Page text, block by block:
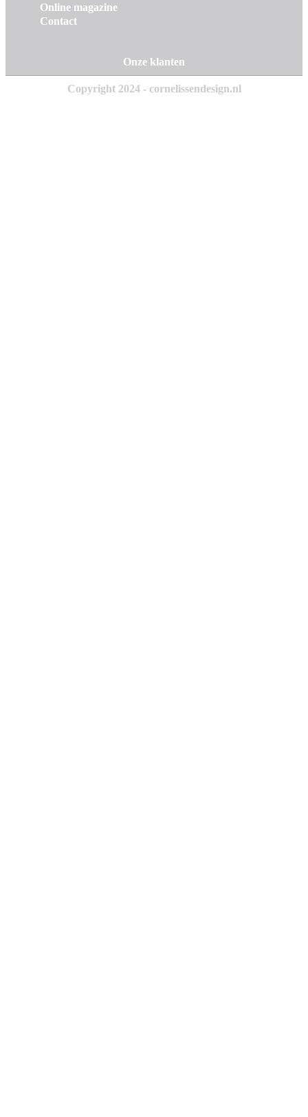
Online magazine
Contact
Onze klanten
Copyright 2024 - cornelissendesign.nl